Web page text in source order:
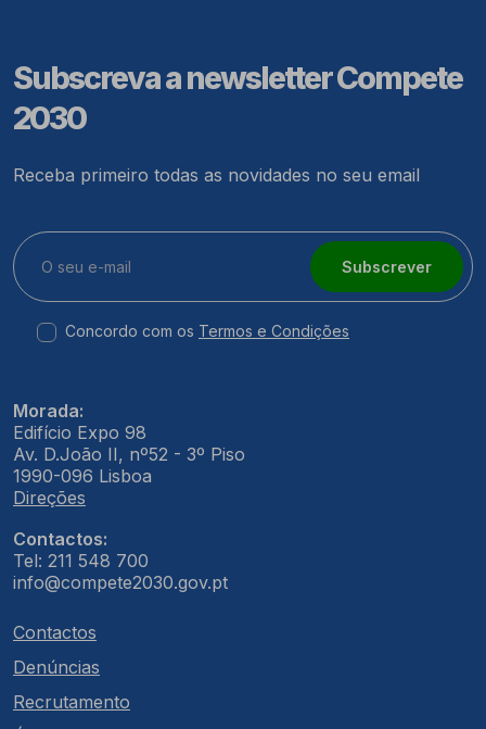
Subscreva a newsletter Compete
2030
Receba primeiro todas as novidades no seu email
Subscrever
Concordo com os Termos e Condições
Morada:
Edifício Expo 98
Av. D.João II, nº52 - 3º Piso
1990-096 Lisboa
Direções
Contactos:
Tel: 211 548 700
info@compete2030.gov.pt
Contactos
Denúncias
Recrutamento